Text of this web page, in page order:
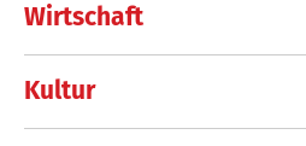
Wirtschaft
Kultur